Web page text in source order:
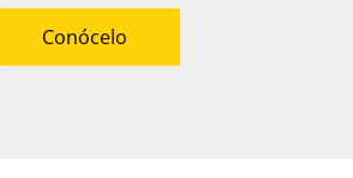
Conócelo